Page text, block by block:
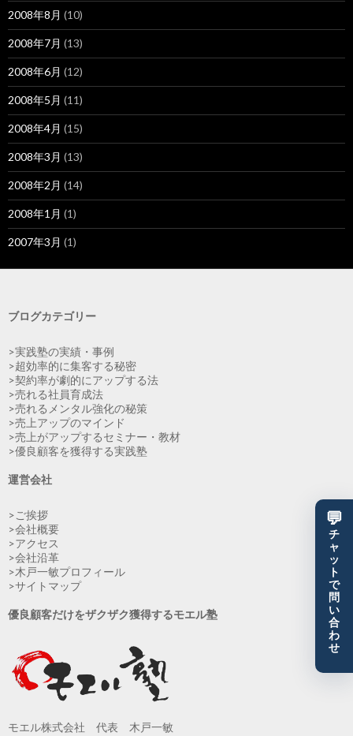
2008年8月 (10)
2008年7月 (13)
2008年6月 (12)
2008年5月 (11)
2008年4月 (15)
2008年3月 (13)
2008年2月 (14)
2008年1月 (1)
2007年3月 (1)
ブログカテゴリー
>実践塾の実績・事例
>超効率的に集客する秘密
>契約率が劇的にアップする法
>売れる社員育成法
>売れるメンタル強化の秘策
>売上アップのマインド
>売上がアップするセミナー・教材
>優良顧客を獲得する実践塾
運営会社
>ご挨拶
>会社概要
>アクセス
>会社沿革
>木戸一敏プロフィール
>サイトマップ
優良顧客だけをザクザク獲得するモエル塾
モエル株式会社 代表 木戸一敏
💬
チ
ャ
ッ
ト
で
問
い
合
わ
せ